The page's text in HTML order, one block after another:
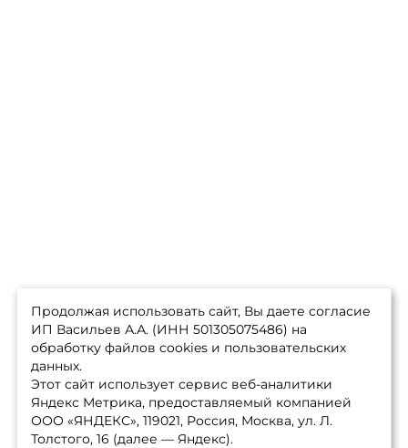
Продолжая использовать сайт, Вы даете согласие
ИП Васильев А.А. (ИНН 501305075486) на
обработку файлов cookies и пользовательских
данных.
Этот сайт использует сервис веб-аналитики
Яндекс Метрика, предоставляемый компанией
ООО «ЯНДЕКС», 119021, Россия, Москва, ул. Л.
Толстого, 16 (далее — Яндекс).